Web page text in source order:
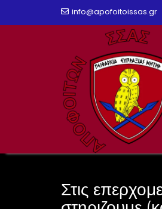
info@apofoitoissas.gr
Στις